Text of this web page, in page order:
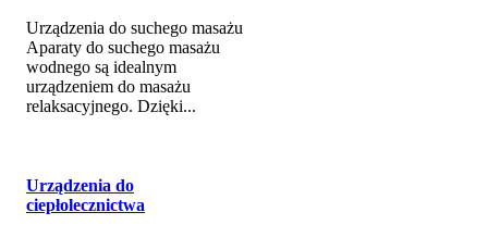
Urządzenia do suchego masażu
Aparaty do suchego masażu
wodnego są idealnym
urządzeniem do masażu
relaksacyjnego. Dzięki...
Urządzenia do
ciepłolecznictwa